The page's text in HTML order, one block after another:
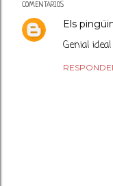
COMENTARIOS
Els
Genial